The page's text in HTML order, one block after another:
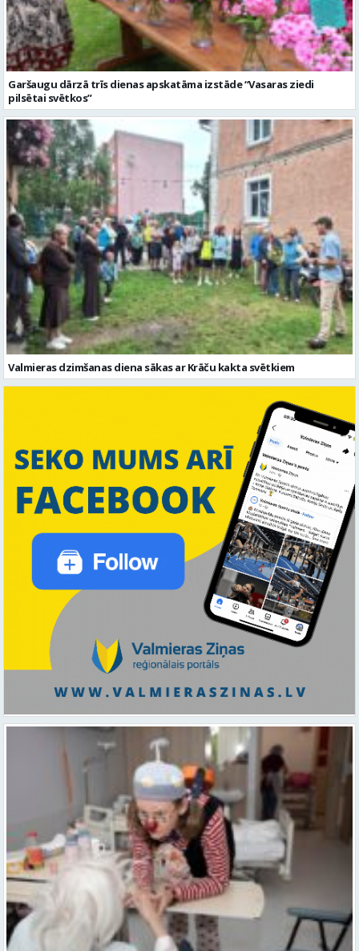
Garšaugu dārzā trīs dienas apskatāma izstāde “Vasaras ziedi
pilsētai svētkos”
Valmieras dzimšanas diena sākas ar Krāču kakta svētkiem